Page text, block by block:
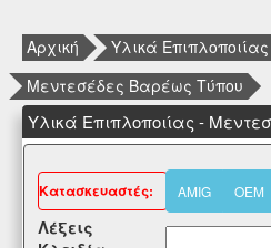
Αρχική
Υλικά Επιπλοποιίας
Μεντεσέδες Βαρέως Τύπου
Υλικά Επιπλοποιίας -
Kατασκευαστές: AMIG OEM
Λέξεις